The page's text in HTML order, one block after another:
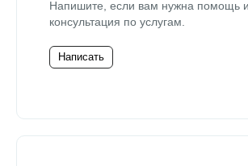
Напишите, если вам нужна помощь
консультация по услугам.
Написать